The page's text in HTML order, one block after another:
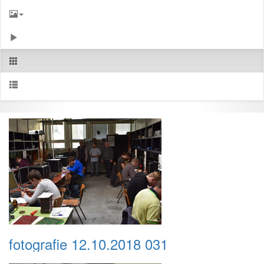
fotografie 12.10.2018 031